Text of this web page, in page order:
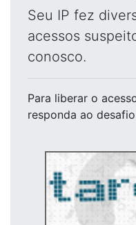
Seu IP fez
acessos
conosco.
Para liberar o
responda ao